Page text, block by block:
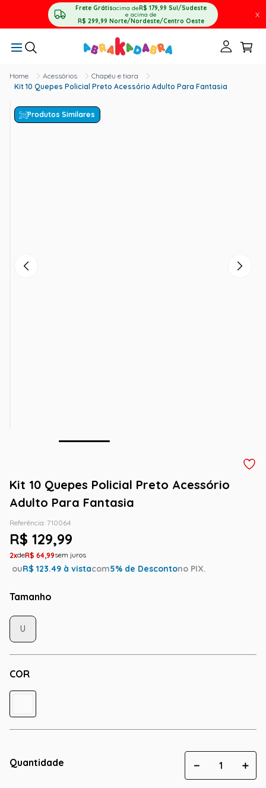
Frete Grátisacima deR$ 179,99 Sul/Sudeste
e acima de
R$ 299,99 Norte/Nordeste/Centro Oeste
X
Acessórios
Chapéu e tiara
Kit 10 Quepes Policial Preto Acessório Adulto Para Fantasia
Produtos Similares
Kit 10 Quepes Policial Preto Acessório
Adulto Para Fantasia
Referência: 710064
R$ 129,99
2 R$ 64,99
ouR$ 123.49 à vistacom5% de Descontono PIX.
Tamanho
COR
U
Quantidade ＋
－